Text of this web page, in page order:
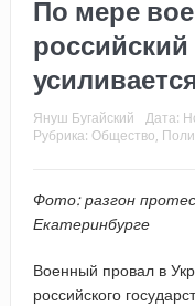
По мере
Януш Бугайский Дата:
Рубрика: Общество
Фото: разгон
Екатеринбурге
Военный провал в
российского